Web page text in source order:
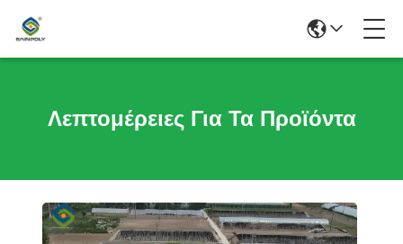
Λεπτομέρειες Για Τα Προϊόντα